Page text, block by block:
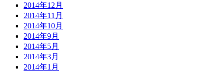
2014年12月
2014年11月
2014年10月
2014年9月
2014年5月
2014年3月
2014年1月